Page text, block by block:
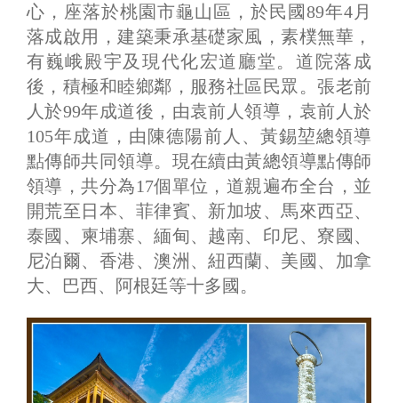
心，座落於桃園市龜山區，於民國89年4月
落成啟用，建築秉承基礎家風，素樸無華，
有巍峨殿宇及現代化宏道廳堂。道院落成
後，積極和睦鄉鄰，服務社區民眾。張老前
人於99年成道後，由袁前人領導，袁前人於
105年成道，由陳德陽前人、黃錫堃總領導
點傳師共同領導。現在續由黃總領導點傳師
領導，共分為17個單位，道親遍布全台，並
開荒至日本、菲律賓、新加坡、馬來西亞、
泰國、柬埔寨、緬甸、越南、印尼、寮國、
尼泊爾、香港、澳洲、紐西蘭、美國、加拿
大、巴西、阿根廷等十多國。